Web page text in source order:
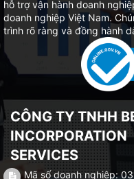
hỗ trợ vận hành doanh
doanh nghiệp Việt Nam.
trình rõ ràng và đồng hành
CÔNG TY TNHH
INCORPORATION
SERVICES
Mã số doanh nghiệp: